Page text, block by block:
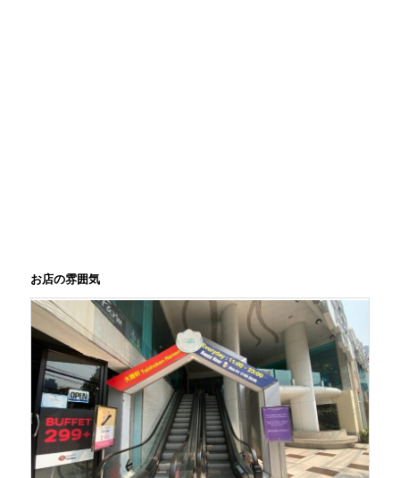
お店の雰囲気